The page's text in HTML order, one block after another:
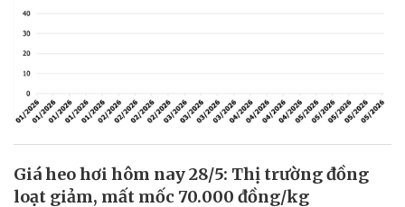
Giá heo hơi hôm nay 28/5: Thị trường đồng
loạt giảm, mất mốc 70.000 đồng/kg